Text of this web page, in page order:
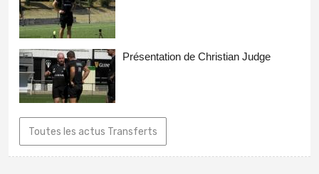
Présentation de Christian Judge
Toutes les actus Transferts